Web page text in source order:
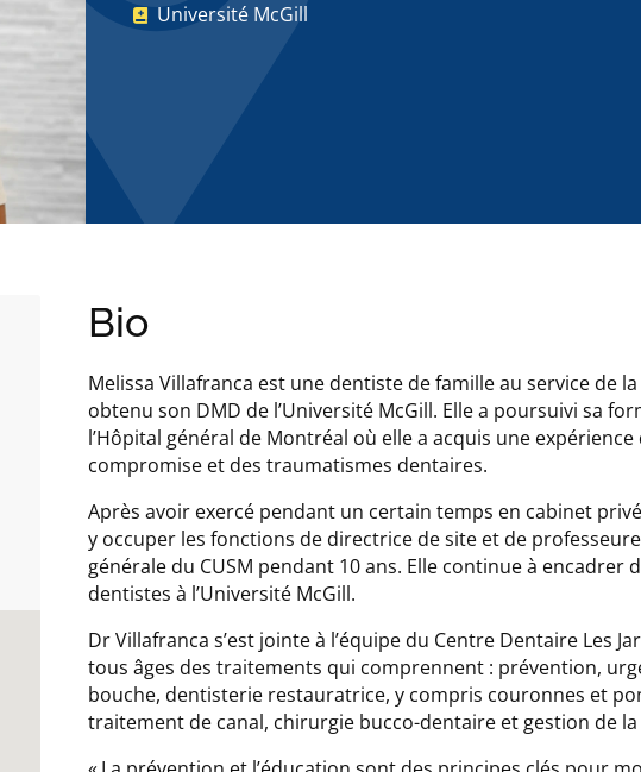
Université McGill
Bio
Melissa Villafranca est une dentiste de famille au service de
obtenu son DMD de l’Université McGill. Elle a poursuivi sa
l’Hôpital général de Montréal où elle a acquis une
compromise et des traumatismes dentaires.
Après avoir exercé pendant un certain temps en cabinet
y occuper les fonctions de directrice de site et de
générale du CUSM pendant 10 ans. Elle continue à
dentistes à l’Université McGill.
Dr Villafranca s’est jointe à l’équipe du Centre Dentaire Les
tous âges des traitements qui comprennent : prévention,
bouche, dentisterie restauratrice, y compris couronnes et
traitement de canal, chirurgie bucco-dentaire et gestion de la